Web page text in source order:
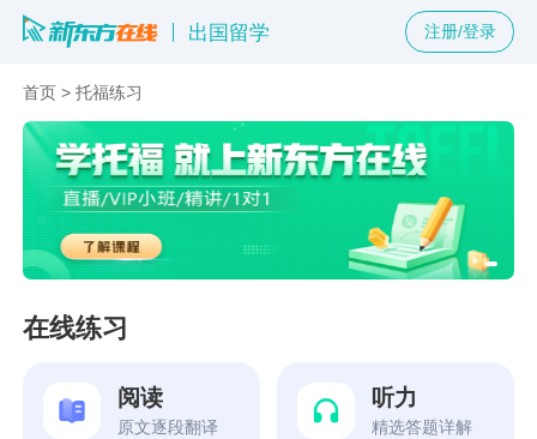
出国留学 注册/登录
首页 >托福练习
在线练习
阅读
原文逐段翻译
听力
精选答题详解